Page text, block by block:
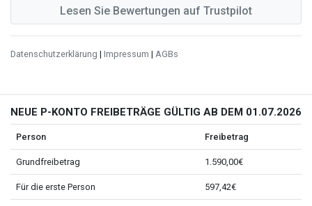
Lesen Sie Bewertungen auf Trustpilot
Datenschutzerklärung | Impressum | AGBs
NEUE P-KONTO FREIBETRÄGE GÜLTIG AB DEM 01.07.2026
Person Freibetrag
Grundfreibetrag 1.590,00€
Für die erste Person 597,42€